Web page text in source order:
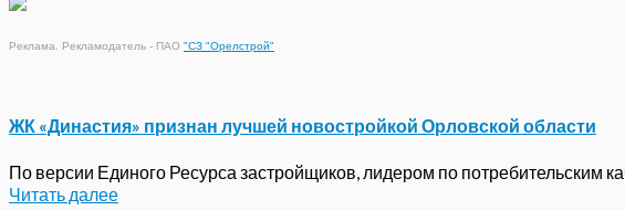
Реклама. Рекламодатель - ПАО "СЗ "Орелстрой"
ЖК «Династия» признан лучшей новостройкой Орловской области
По версии Единого Ресурса застройщиков, лидером по потребительским
Читать далее